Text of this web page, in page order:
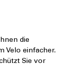
die
Velo einfacher.
Sie vor